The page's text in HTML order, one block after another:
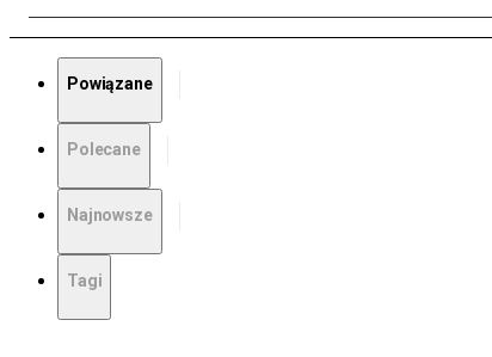
Powiązane
Polecane
Najnowsze
Tagi